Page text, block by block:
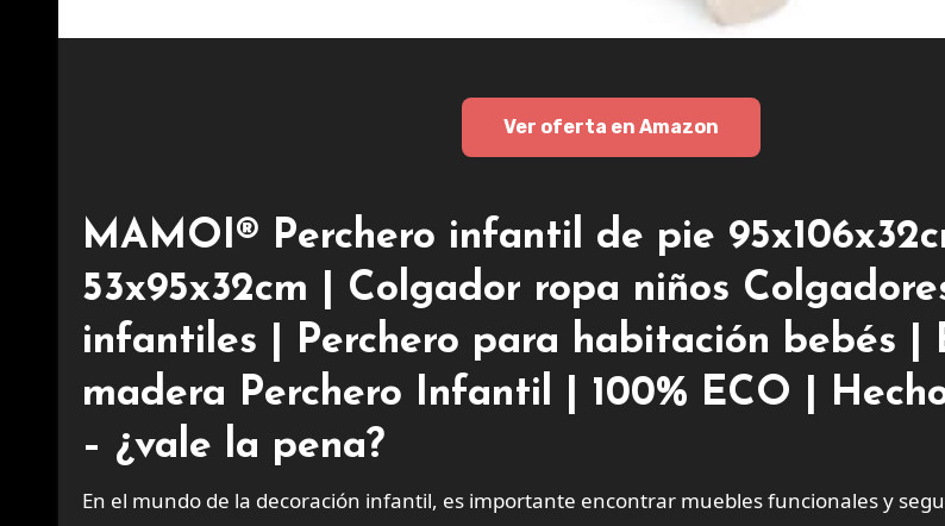
Ver oferta en Amazon
MAMOI® Perchero infantil de pie
53x95x32cm | Colgador ropa niños
infantiles | Perchero para habitación bebés |
madera Perchero Infantil | 100% ECO |
– ¿vale la pena?
En el mundo de la decoración infantil, es importante encontrar muebles funcionales y